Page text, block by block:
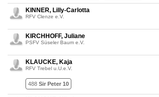
KINNER, Lilly-Carlotta
RFV Clenze e.V.
KIRCHHOFF, Juliane
PSFV Süseler Baum e.V.
KLAUCKE, Kaja
RFV Trebel u.U.e.V.
488 Sir Peter 10